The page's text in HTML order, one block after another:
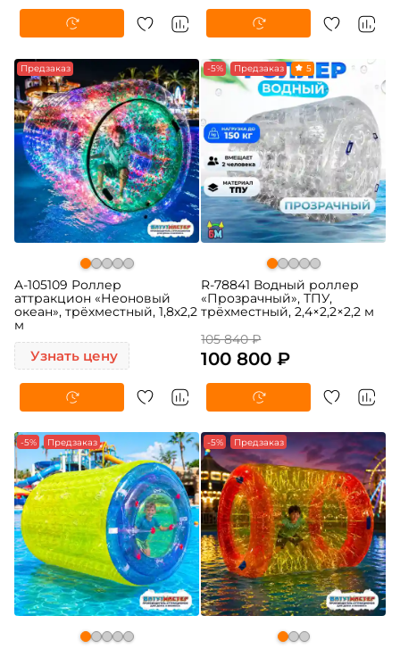
Предзаказ
A-105109 Роллер
аттракцион «Неоновый
океан», трёхместный, 1,8х2,2
м
Узнать цену
-5% Предзаказ 5
R-78841 Водный роллер
«Прозрачный», ТПУ,
трёхместный, 2,4×2,2×2,2 м
105 840 ₽
100 800 ₽
-5% Предзаказ -5% Предзаказ